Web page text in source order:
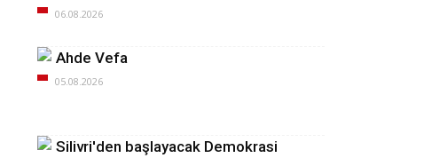
06.08.2026
Ahde Vefa
05.08.2026
Silivri'den başlayacak Demokrasi